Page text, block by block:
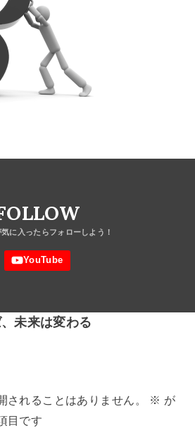
未来は変わる
されることはありません。 ※ が
目です